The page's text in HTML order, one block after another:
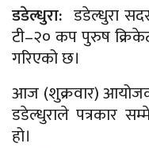
डडेल्धुरा: डडेल्धुरा
टी–२० कप पुरुष क्रिकेट
गरिएको छ।
आज (शुक्रवार)
डडेल्धुराले पत्रकार
हो।